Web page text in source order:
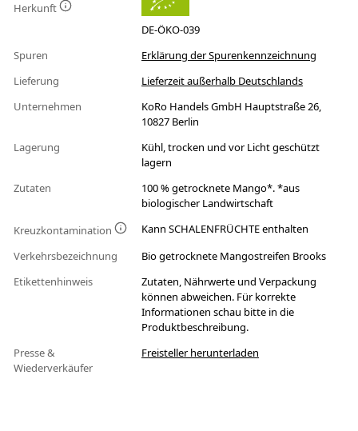
Herkunft
DE-ÖKO-039
Spuren
Erklärung der Spurenkennzeichnung
Lieferung
Lieferzeit außerhalb Deutschlands
Unternehmen
KoRo Handels GmbH Hauptstraße 26,
10827 Berlin
Lagerung
Kühl, trocken und vor Licht geschützt
lagern
Zutaten
100 % getrocknete Mango*. *aus
biologischer Landwirtschaft
Kreuzkontamination
Kann SCHALENFRÜCHTE enthalten
Verkehrsbezeichnung
Bio getrocknete Mangostreifen Brooks
Etikettenhinweis
Zutaten, Nährwerte und Verpackung
können abweichen. Für korrekte
Informationen schau bitte in die
Produktbeschreibung.
Presse &
Wiederverkäufer
Freisteller herunterladen